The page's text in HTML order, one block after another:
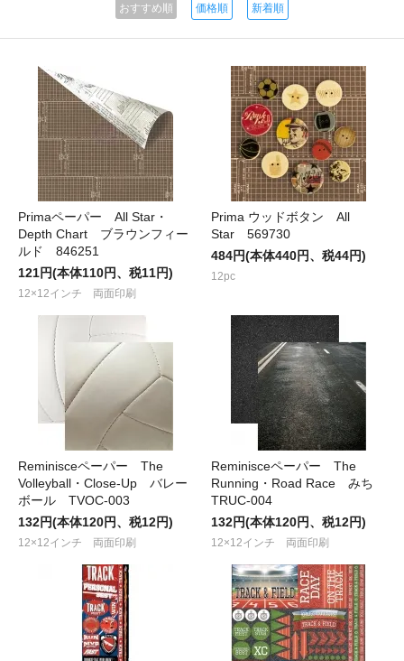
おすすめ順 価格順 新着順
Primaペーパー All Star・
Depth Chart ブラウンフィー
ルド 846251
121円(本体110円、税11円)
12×12インチ 両面印刷
Prima ウッドボタン All
Star 569730
484円(本体440円、税44円)
12pc
Reminisceペーパー The
Volleyball・Close-Up バレー
ボール TVOC-003
132円(本体120円、税12円)
12×12インチ 両面印刷
Reminisceペーパー The
Running・Road Race みち
TRUC-004
132円(本体120円、税12円)
12×12インチ 両面印刷